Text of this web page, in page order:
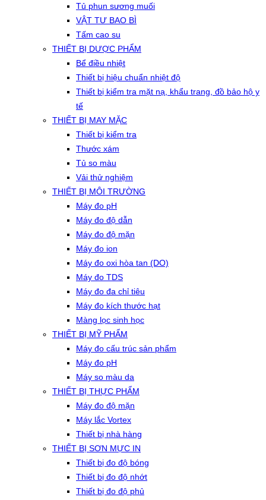
Tủ phun sương muối
VẬT TƯ BAO BÌ
Tấm cao su
THIẾT BỊ DƯỢC PHẨM
Bể điều nhiệt
Thiết bị hiệu chuẩn nhiệt độ
Thiết bị kiểm tra mặt nạ, khẩu trang, đồ bảo hộ y
tế
THIẾT BỊ MAY MẶC
Thiết bị kiểm tra
Thước xám
Tủ so màu
Vải thử nghiệm
THIẾT BỊ MÔI TRƯỜNG
Máy đo pH
Máy đo độ dẫn
Máy đo độ mặn
Máy đo ion
Máy đo oxi hòa tan (DO)
Máy đo TDS
Máy đo đa chỉ tiêu
Máy đo kích thước hạt
Màng lọc sinh học
THIẾT BỊ MỸ PHẨM
Máy đo cấu trúc sản phẩm
Máy đo pH
Máy so màu da
THIẾT BỊ THỰC PHẨM
Máy đo độ mặn
Máy lắc Vortex
Thiết bị nhà hàng
THIẾT BỊ SƠN MỰC IN
Thiết bị đo độ bóng
Thiết bị đo độ nhớt
Thiết bị đo độ phủ